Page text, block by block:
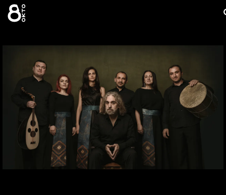
Zum
Inhalt